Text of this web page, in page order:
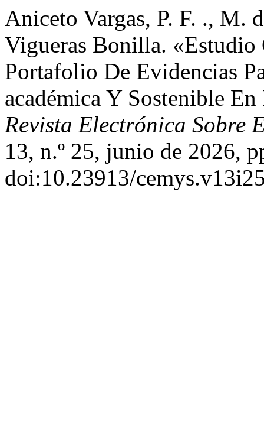
Aniceto Vargas, P. F. ., M.
Vigueras Bonilla.
Portafolio De Evidencias
académica Y Sostenible
Revista Electrónica Sobre
13, n.º 25, junio de 2026,
doi:10.23913/